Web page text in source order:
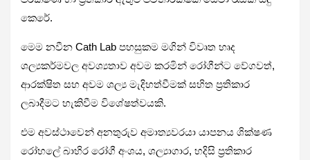
කෙරේ.
මෙම නවීන Cath Lab පහසුකම මගින් විවෘත හෘද
ශල්‍යකර්මවල අවශ්‍යතාව අවම කරමින් රෝගීන්ට වේගවත්,
ආරක්ෂිත සහ අවම ශල්‍ය මැදිහත්වීමක් සහිත ප්‍රතිකාර
ලබාදීමට හැකිවීම විශේෂත්වයකි.
එම අවස්ථාවෙන් අනතුරුව අමාත්‍යවරයා යාපනය ශික්ෂණ
රෝහලේ බාහිර රෝගී අංශය, ශල්‍යාගාර, හදිසි ප්‍රතිකාර